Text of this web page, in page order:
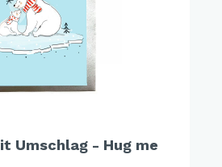
Umschlag - Hug me